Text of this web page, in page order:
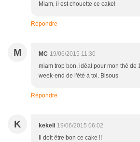
Miam, il est chouette ce cake!
Répondre
M MC 19/06/2015 11:30
miam trop bon, idéal pour mon thé de
week-end de l'été à toi. Bisous
Répondre
K kekeli 19/06/2015 06:02
Il doit être bon ce cake !!